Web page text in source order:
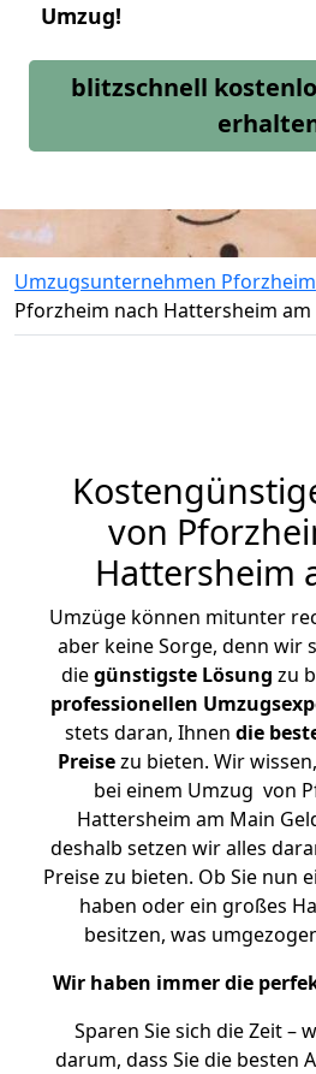
Umzug!
blitzschnell
Umzugsunternehmen Pforzheim
Pforzheim nach Hattersheim am
von
Hattersheim
Umzüge können mitunter
aber keine Sorge, denn wir
diegünstigste Lösung zu
professionellen
stets daran, Ihnen die
Preisezu bieten. Wir
bei einem Umzug von
Hattersheim am Main
deshalb setzen wir alles
Preise zu bieten. Ob Sie nun
haben oder ein großes
besitzen, was
Wir haben immer die
Sparen Sie sich die Zeit –
darum, dass Sie die besten